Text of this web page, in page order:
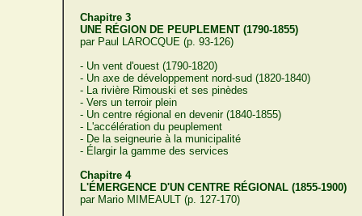
Chapitre 3
UNE RÉGION DE PEUPLEMENT (1790-1855)
par Paul LAROCQUE (p. 93-126)
- Un vent d'ouest (1790-1820)
- Un axe de développement nord-sud (1820-1840)
- La rivière Rimouski et ses pinèdes
- Vers un terroir plein
- Un centre régional en devenir (1840-1855)
- L'accélération du peuplement
- De la seigneurie à la municipalité
- Élargir la gamme des services
Chapitre 4
L'ÉMERGENCE D'UN CENTRE RÉGIONAL (1855-1900)
par Mario MIMEAULT (p. 127-170)